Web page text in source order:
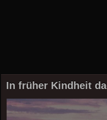
In früher Kindheit